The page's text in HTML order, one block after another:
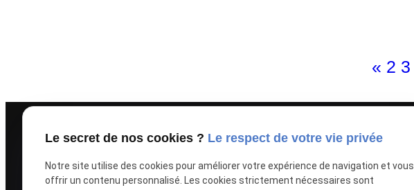
« 2 3
Liens utiles
Mentions légales
Le secret de nos cookies ? Le respect de votre vie privée
Notre site utilise des cookies pour améliorer votre expérience de navigation et vous
offrir un contenu personnalisé. Les cookies strictement nécessaires sont